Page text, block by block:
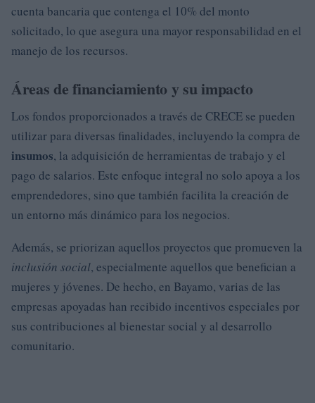
cuenta bancaria que contenga el 10% del monto
solicitado, lo que asegura una mayor responsabilidad en el
manejo de los recursos.
Áreas de financiamiento y su impacto
Los fondos proporcionados a través de CRECE se pueden
utilizar para diversas finalidades, incluyendo la compra de
insumos, la adquisición de herramientas de trabajo y el
pago de salarios. Este enfoque integral no solo apoya a los
emprendedores, sino que también facilita la creación de
un entorno más dinámico para los negocios.
Además, se priorizan aquellos proyectos que promueven la
inclusión social, especialmente aquellos que benefician a
mujeres y jóvenes. De hecho, en Bayamo, varias de las
empresas apoyadas han recibido incentivos especiales por
sus contribuciones al bienestar social y al desarrollo
comunitario.